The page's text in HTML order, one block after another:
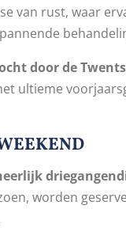
van rust, waar
door de
ultieme
worden